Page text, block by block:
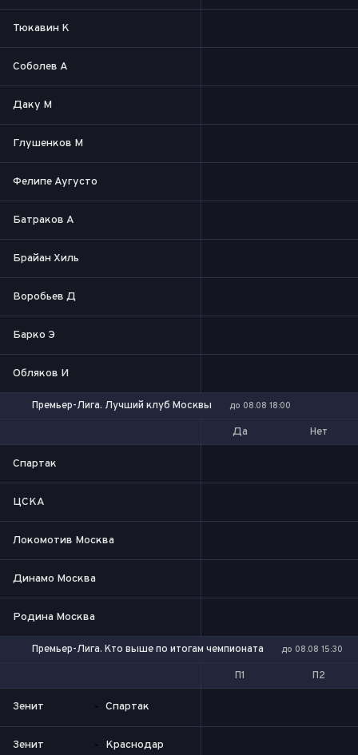
Тюкавин К
Соболев А
Даку М
Глушенков М
Фелипе Аугусто
Батраков А
Брайан Хиль
Воробьев Д
Барко Э
Обляков И
Премьер-Лига. Лучший клуб Москвы до 08.08 18:00
Да Нет
Спартак
ЦСКА
Локомотив Москва
Динамо Москва
Родина Москва
Премьер-Лига. Кто выше по итогам чемпионата до 08.08 15:30
П1 П2
Зенит - Спартак
Зенит - Краснодар